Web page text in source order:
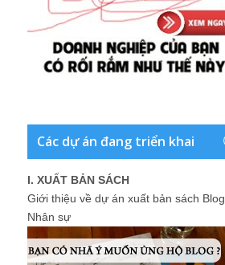
Các dự án đang triển khai
I. XUẤT BẢN SÁCH
Giới thiệu về dự án xuất bản sách Blog
Nhân sự